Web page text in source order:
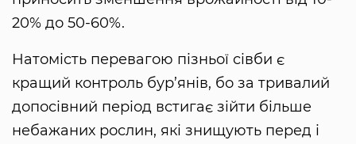
20% до 50-60%.
Натомість перевагою пізньої сівби є
кращий контроль бур’янів, бо за тривалий
допосівний період встигає зійти більше
небажаних рослин, які знищують перед і